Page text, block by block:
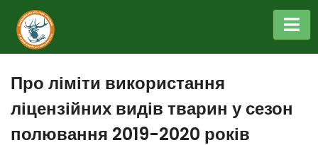
Про ліміти використання
ліцензійних видів тварин у сезон
полювання 2019-2020 років